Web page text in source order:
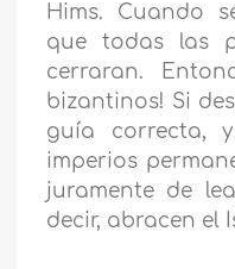
Hims. Cuando
que todas las
cerraran.
bizantinos! Si
guía correcta,
imperios
juramente de
decir, abracen el